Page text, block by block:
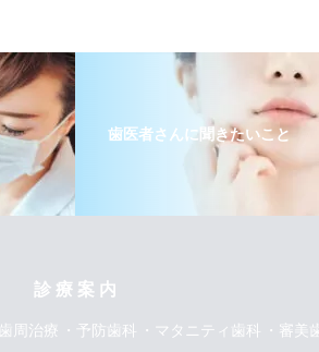
歯医者さんに聞きたいこと
診 療 案 内
歯周治療 予防歯科 マタニティ歯科 審美